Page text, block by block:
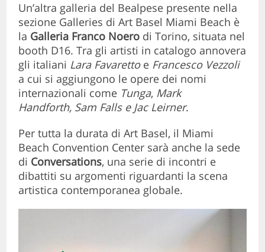
Un’altra galleria del Bealpese presente nella
sezione Galleries di Art Basel Miami Beach è
la Galleria Franco Noero di Torino, situata nel
booth D16. Tra gli artisti in catalogo annovera
gli italiani Lara Favarettoe Francesco Vezzoli
a cui si aggiungono le opere dei nomi
internazionali come Tunga, Mark
Handforth, Sam Falls e Jac Leirner.
Per tutta la durata di Art Basel, il Miami
Beach Convention Center sarà anche la sede
di Conversations, una serie di incontri e
dibattiti su argomenti riguardanti la scena
artistica contemporanea globale.